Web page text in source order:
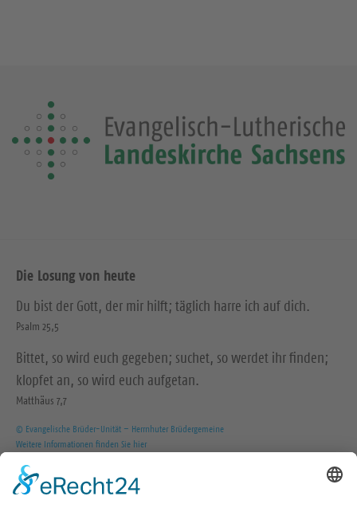
Die Losung von heute
Du bist der Gott, der mir hilft; täglich harre ich auf dich.
Psalm 25,5
Bittet, so wird euch gegeben; suchet, so werdet ihr finden;
klopfet an, so wird euch aufgetan.
Matthäus 7,7
© Evangelische Brüder-Unität – Herrnhuter Brüdergemeine
Weitere Informationen finden Sie hier
Wir in den sozialen Medien